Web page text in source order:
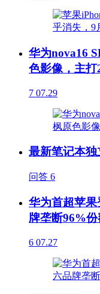
华为nova16
色影像，主
7 07.29
最新笔记本独
问答 6
华为首超苹
牌垄断96%份
6 07.27